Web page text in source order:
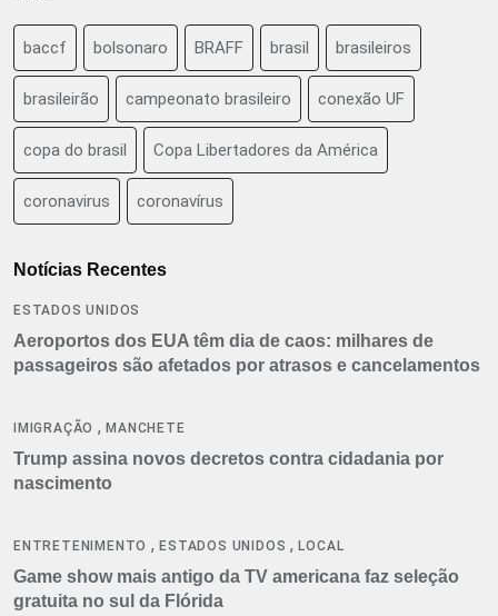
baccf bolsonaro BRAFF brasil brasileiros
brasileirão campeonato brasileiro conexão UF
copa do brasil Copa Libertadores da América
coronavirus coronavírus
Notícias Recentes
ESTADOS UNIDOS
Aeroportos dos EUA têm dia de caos: milhares de
passageiros são afetados por atrasos e cancelamentos
IMIGRAÇÃO ,MANCHETE
Trump assina novos decretos contra cidadania por
nascimento
ENTRETENIMENTO ,ESTADOS UNIDOS ,LOCAL
Game show mais antigo da TV americana faz seleção
gratuita no sul da Flórida